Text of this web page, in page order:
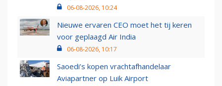
06-08-2026, 10:24
Nieuwe ervaren CEO moet het tij keren
voor geplaagd Air India
06-08-2026, 10:17
Saoedi’s kopen vrachtafhandelaar
Aviapartner op Luik Airport